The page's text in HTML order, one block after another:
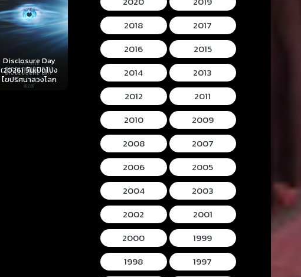
Backrooms (2026)
นรกห้องลับ
Hokum (2026) ห้อง
กุมวิญญาณ
Mortal Kombat II
(2026) มอร์ทัล คอม
แบท 2
2018
2017
2016
2015
2014
2013
2012
2011
2010
2009
2008
2007
2006
2005
2004
2003
2002
2001
2000
1999
1998
1997